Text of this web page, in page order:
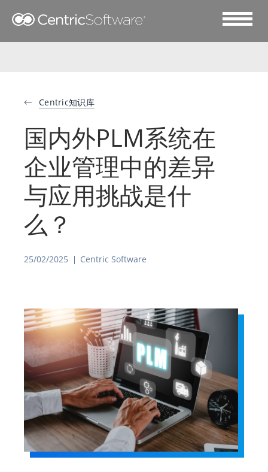
Centric知识库
国内外PLM系统在
企业管理中的差异
与应用挑战是什
么？
25/02/2025 Centric Software